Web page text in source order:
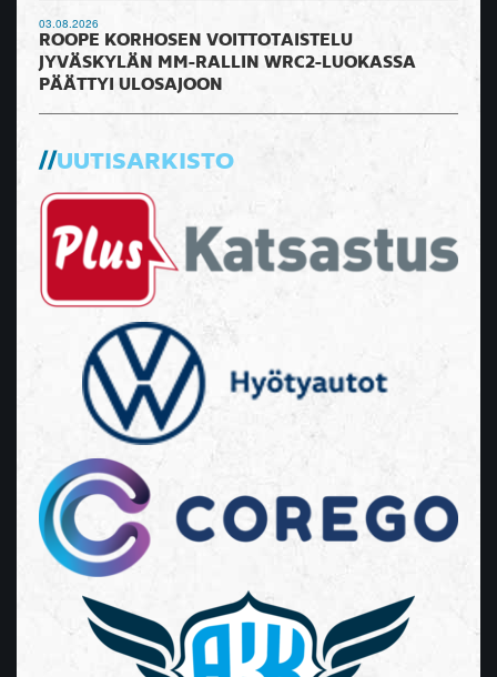
03.08.2026
ROOPE KORHOSEN VOITTOTAISTELU
JYVÄSKYLÄN MM-RALLIN WRC2-LUOKASSA
PÄÄTTYI ULOSAJOON
UUTISARKISTO